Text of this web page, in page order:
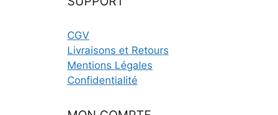
CGV
Livraisons et Retours
Mentions Légales
Confidentialité